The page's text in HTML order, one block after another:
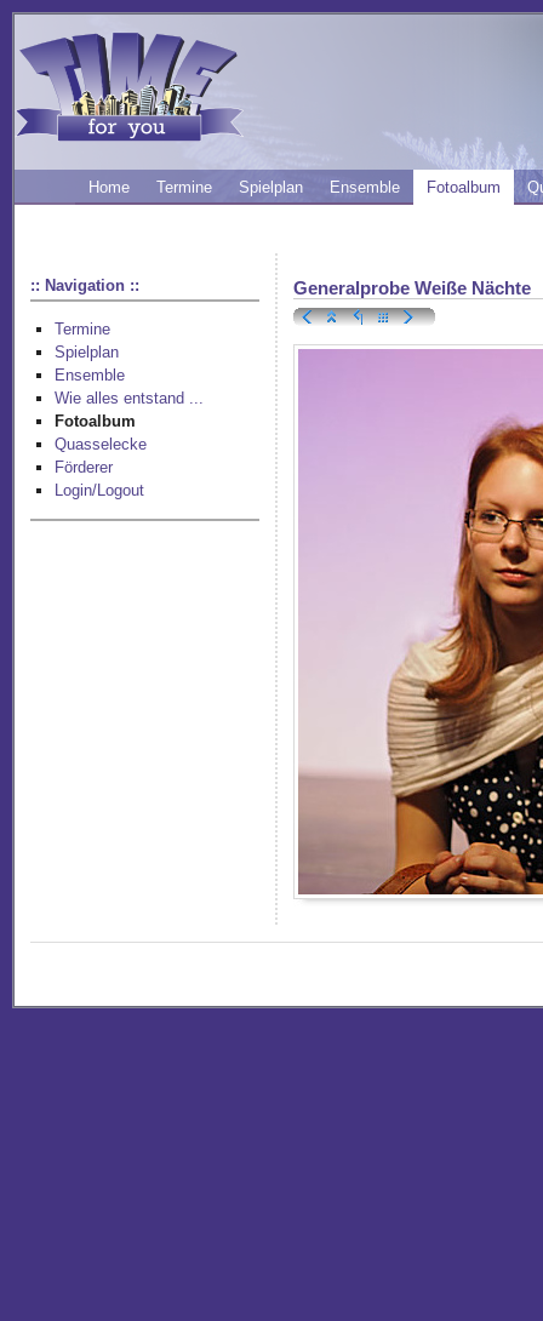
Home Termine Spielplan Ensemble Fotoalbum
:: Navigation ::
Termine
Spielplan
Ensemble
Wie alles entstand ...
Fotoalbum
Quasselecke
Förderer
Login/Logout
Generalprobe Weiße Nächte